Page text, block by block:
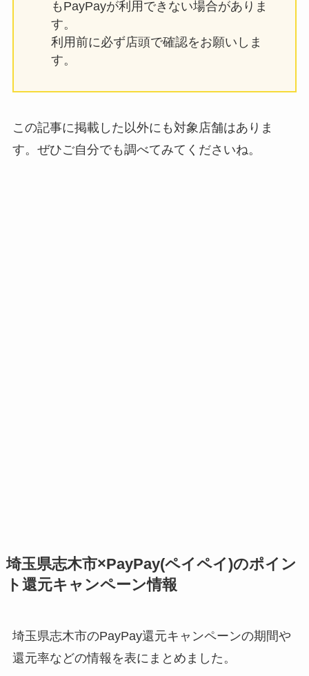
もPayPayが利用できない場合がありま
す。
利用前に必ず店頭で確認をお願いしま
す。
この記事に掲載した以外にも対象店舗はありま
す。ぜひご自分でも調べてみてくださいね。
埼玉県志木市×PayPay(ペイペイ)のポイン
ト還元キャンペーン情報
埼玉県志木市のPayPay還元キャンペーンの期間や
還元率などの情報を表にまとめました。